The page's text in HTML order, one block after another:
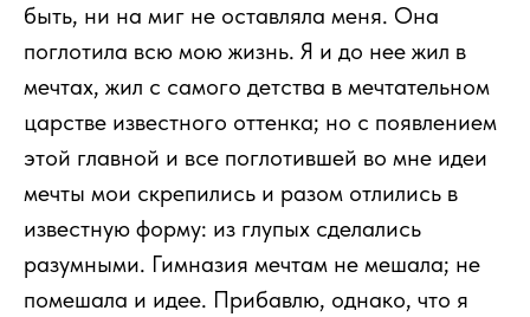
быть, ни на миг не оставляла меня. Она
поглотила всю мою жизнь. Я и до нее жил в
мечтах, жил с самого детства в мечтательном
царстве известного оттенка; но с появлением
этой главной и все поглотившей во мне идеи
мечты мои скрепились и разом отлились в
известную форму: из глупых сделались
разумными. Гимназия мечтам не мешала; не
помешала и идее. Прибавлю, однако, что я